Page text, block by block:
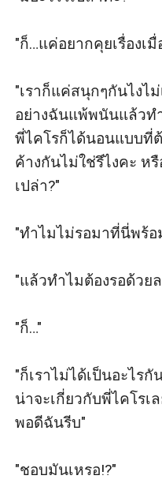
"ก็…แค่อยากคุยเรื่องเ
"เราก็แค่สนุกๆกันไงไ
อย่างฉันแพ้พนันแล้วท
พี่ไคโรก็ได้นอนแบบที่
ค้างกันไม่ใช่รึไงคะ ห
เปล่า?"
"ทำไมไม่รอมาที่นี่พร้อ
"แล้วทำไมต้องรอด้วย
"ก็…"
"ก็เราไม่ได้เป็นอะไร
น่าจะเกี่ยวกับพี่ไคโร
พอดีฉันรีบ"
"ชอบมันเหรอ!?"